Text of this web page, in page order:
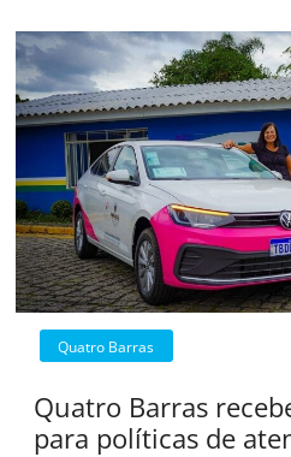
Quatro Barras
Quatro Barras
para políticas de